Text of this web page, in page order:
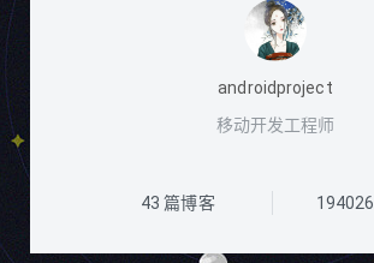
androidproject
移动开发工程师
43 篇博客 194026